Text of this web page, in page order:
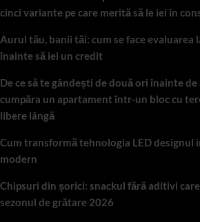
cinci variante pe care merită să le iei în
Aurul tău, banii tăi: cum se face evaluarea
înainte să iei un credit
De ce să te gândești de două ori înainte de
cumpăra un apartament într-un bloc cu
libere lângă
Cum transformă tehnologia LED designul
modern
Chipsuri din șorici: snackul fără aditivi
sezonul de grătare 2026